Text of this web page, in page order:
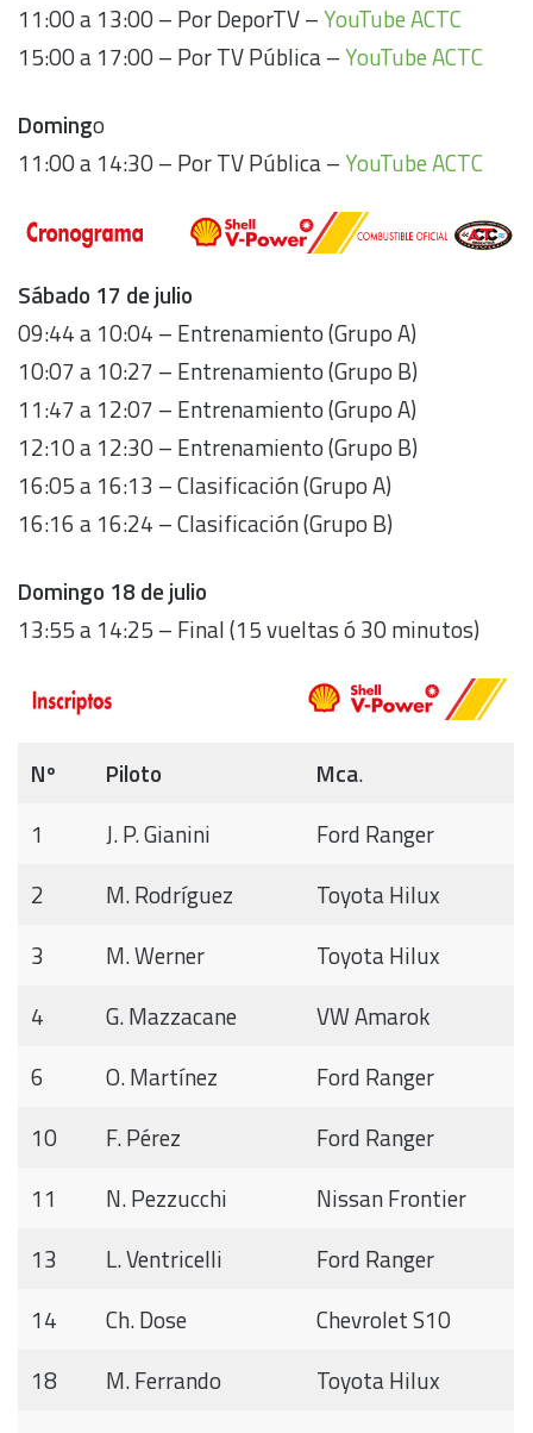
11:00 a 13:00 – Por DeporTV –YouTube ACTC
15:00 a 17:00 – Por TV Pública –YouTube ACTC
Domingo
11:00 a 14:30 – Por TV Pública –YouTube ACTC
Sábado 17 de julio
09:44 a 10:04 – Entrenamiento (Grupo A)
10:07 a 10:27 – Entrenamiento (Grupo B)
11:47 a 12:07 – Entrenamiento (Grupo A)
12:10 a 12:30 – Entrenamiento (Grupo B)
16:05 a 16:13 – Clasificación (Grupo A)
16:16 a 16:24 – Clasificación (Grupo B)
Domingo 18 de julio
13:55 a 14:25 – Final (15 vueltas ó 30 minutos)
Nº Piloto Mca.
1
J. P. Gianini
Ford Ranger
2
M. Rodríguez
Toyota Hilux
3
M. Werner
Toyota Hilux
4
G. Mazzacane
VW Amarok
6
O. Martínez
Ford Ranger
10
F. Pérez
Ford Ranger
11
N. Pezzucchi
Nissan Frontier
13
L. Ventricelli
Ford Ranger
14
Ch. Dose
Chevrolet S10
18
M. Ferrando
Toyota Hilux